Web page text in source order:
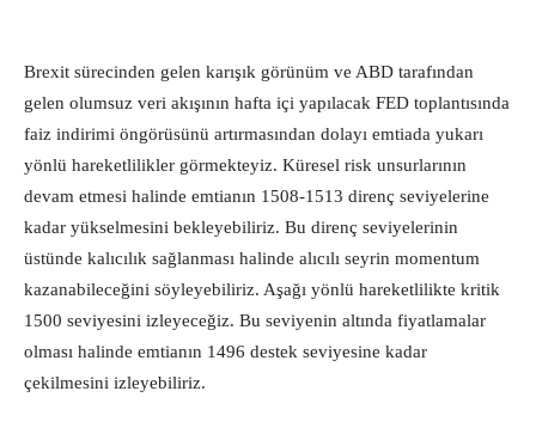
Brexit sürecinden gelen karışık görünüm ve ABD tarafından
gelen olumsuz veri akışının hafta içi yapılacak FED toplantısında
faiz indirimi öngörüsünü artırmasından dolayı emtiada yukarı
yönlü hareketlilikler görmekteyiz. Küresel risk unsurlarının
devam etmesi halinde emtianın 1508-1513 direnç seviyelerine
kadar yükselmesini bekleyebiliriz. Bu direnç seviyelerinin
üstünde kalıcılık sağlanması halinde alıcılı seyrin momentum
kazanabileceğini söyleyebiliriz. Aşağı yönlü hareketlilikte kritik
1500 seviyesini izleyeceğiz. Bu seviyenin altında fiyatlamalar
olması halinde emtianın 1496 destek seviyesine kadar
çekilmesini izleyebiliriz.